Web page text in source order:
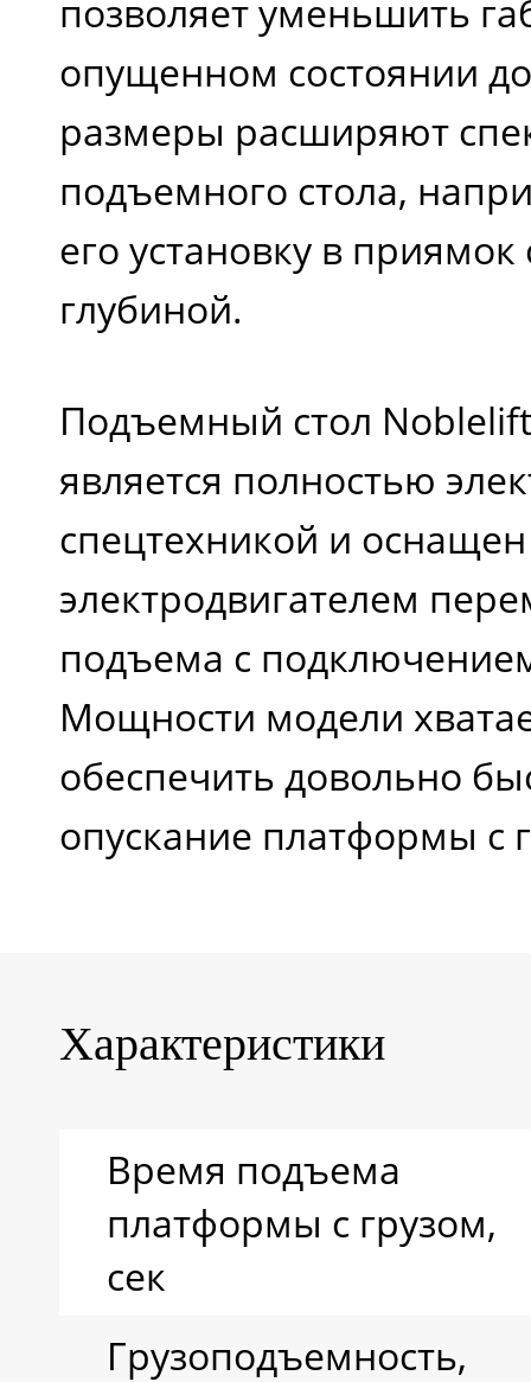
позволяет уменьшить
опущенном состоянии
размеры расширяют
подъемного стола,
его установку в
глубиной.
Подъемный стол Noblelift
является полностью
спецтехникой и
электродвигателем
подъема с
Мощности модели
обеспечить довольно
опускание платформы с
Характеристики
Время подъема
платформы с грузом,
сек
Грузоподъемность,